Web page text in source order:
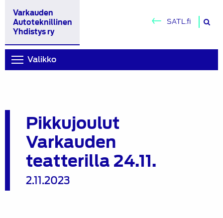
Varkauden
Autoteknillinen
Yhdistys ry
SATL.fi
Valikko
Pikkujoulut
Varkauden
teatterilla 24.11.
2.11.2023